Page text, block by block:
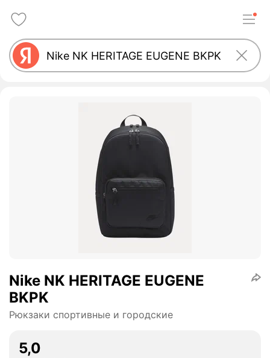
Nike NK HERITAGE EUGENE
BKPK
Рюкзаки спортивные и городские
5,0